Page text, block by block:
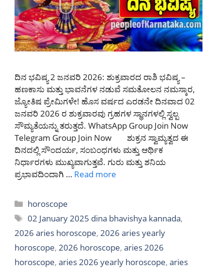
ದಿನ ಭವಿಷ್ಯ 2 ಜನವರಿ 2026: ಶುಕ್ರವಾರದ ರಾಶಿ ಭವಿಷ್ಯ –
ಹಣಕಾಸು ಮತ್ತು ಭಾವನೆಗಳ ನಡುವೆ ಸಮತೋಲನ ನಮಸ್ಕಾರ,
ಜ್ಯೋತಿಷ ಪ್ರೇಮಿಗಳೇ! ಹೊಸ ವರ್ಷದ ಎರಡನೇ ದಿನವಾದ 02
ಜನವರಿ 2026 ರ ಶುಕ್ರವಾರವು ಗ್ರಹಗಳ ಸ್ಥಾನಗಳಲ್ಲಿ ಸ್ವಲ್ಪ
ಸೌಮ್ಯತೆಯನ್ನು ತರುತ್ತದೆ. WhatsApp Group Join Now
Telegram Group Join Now ಶುಕ್ರನ ಸ್ವಾಮ್ಯತ್ವದ ಈ
ದಿನದಲ್ಲಿ ಸೌಂದರ್ಯ, ಸಂಬಂಧಗಳು ಮತ್ತು ಆರ್ಥಿಕ
ನಿರ್ಧಾರಗಳು ಮುಖ್ಯವಾಗುತ್ತವೆ. ಗುರು ಮತ್ತು ಶನಿಯ
ಪ್ರಭಾವದಿಂದಾಗಿ … Read more
Categories
horoscope
Tags
02 January 2025 dina bhavishya kannada,
2026 aries horoscope, 2026 aries yearly
horoscope, 2026 horoscope, aries 2026
horoscope, aries 2026 yearly horoscope, aries